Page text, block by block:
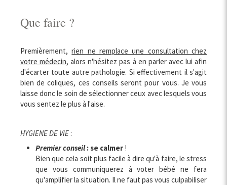
Que faire ?
Premièrement,rien ne remplace une consultation chez
votre médecin, alors n'hésitez pas à en parler avec lui afin
d'écarter toute autre pathologie. Si effectivement il s'agit
bien de coliques, ces conseils seront pour vous. Je vous
laisse donc le soin de sélectionner ceux avec lesquels vous
vous sentez le plus à l'aise.
HYGIENE DE VIE :
Premier conseil: se calmer !
Bien que cela soit plus facile à dire qu'à faire, le stress
que vous communiquerez à voter bébé ne fera
qu'amplifier la situation. Il ne faut pas vous culpabiliser